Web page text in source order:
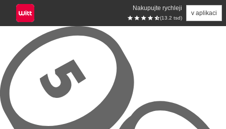
Nakupujte rychleji
(13.2 tsd)
v aplikaci
Přeskočit na hlavní obsah